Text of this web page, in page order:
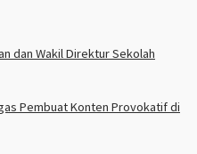
dan Wakil Direktur Sekolah
Pembuat Konten Provokatif di